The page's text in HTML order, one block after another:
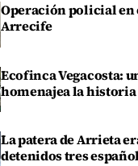
Operación policial en
Arrecife
Ecofinca Vegacosta:
homenajea la historia
La patera de Arrieta
detenidos tres